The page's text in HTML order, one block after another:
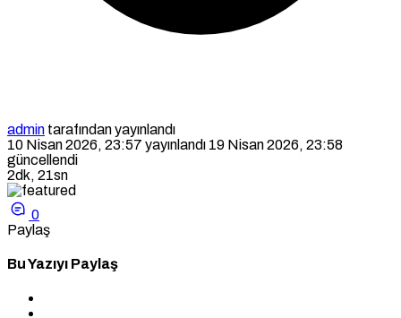
admin tarafından yayınlandı
10 Nisan 2026, 23:57 yayınlandı 19 Nisan 2026, 23:58
güncellendi
2dk, 21sn
0
Paylaş
Bu Yazıyı Paylaş